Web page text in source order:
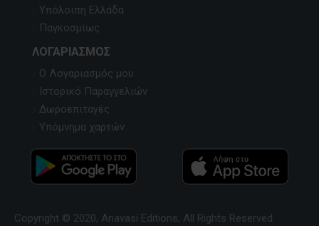
Υπόλοιπη Ελλάδα
Παγκοσμίως
ΛΟΓΑΡΙΑΣΜΌΣ
Ο Λογαριασμός μου
Ιστορικό Παραγγελιών
Δωροεπιταγές
Υπόμνημα χαρτών
Copyright © 2020, Anavasi Editions, All Rights Reserved.